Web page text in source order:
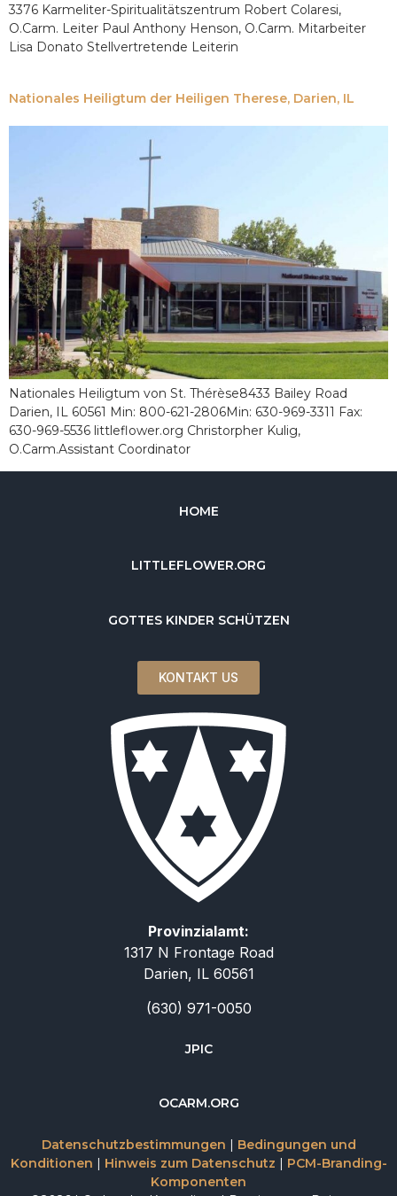
3376 Karmeliter-Spiritualitätszentrum Robert Colaresi,
O.Carm. Leiter Paul Anthony Henson, O.Carm. Mitarbeiter
Lisa Donato Stellvertretende Leiterin
Nationales Heiligtum der Heiligen Therese, Darien, IL
Nationales Heiligtum von St. Thérèse8433 Bailey Road
Darien, IL 60561 Min: 800-621-2806Min: 630-969-3311 Fax:
630-969-5536 littleflower.org Christorpher Kulig,
O.Carm.Assistant Coordinator
HOME
LITTLEFLOWER.ORG
GOTTES KINDER SCHÜTZEN
KONTAKT US
Provinzialamt:
1317 N Frontage Road
Darien, IL 60561
(630) 971-0050
JPIC
OCARM.ORG
Datenschutzbestimmungen | Bedingungen und
Konditionen | Hinweis zum Datenschutz | PCM-Branding-
Komponenten
Italiano